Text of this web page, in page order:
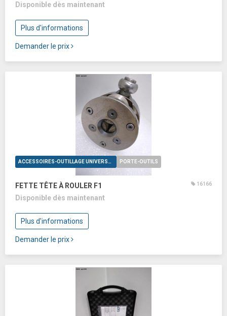
Disponible dès maintenant
Plus d'informations
Demander le prix
ACCESSOIRES-OUTILLAGE UNIVERSELS PORTE-OUTILS
FETTE TÊTE À ROULER F1 16166
Disponible dès maintenant
Plus d'informations
Demander le prix